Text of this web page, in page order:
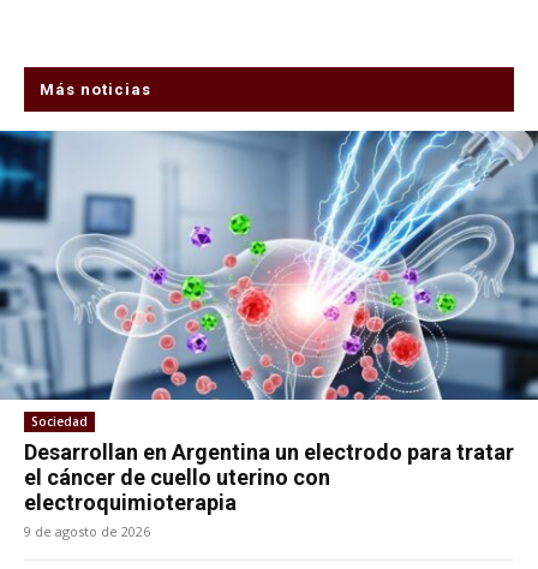
Más noticias
Sociedad
Desarrollan en Argentina un electrodo para tratar
el cáncer de cuello uterino con
electroquimioterapia
9 de agosto de 2026